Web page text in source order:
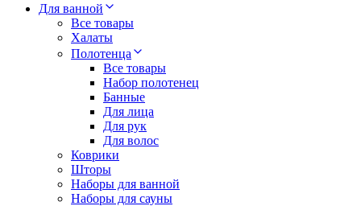
Для ванной
Все товары
Халаты
Полотенца
Все товары
Набор полотенец
Банные
Для лица
Для рук
Для волос
Коврики
Шторы
Наборы для ванной
Наборы для сауны